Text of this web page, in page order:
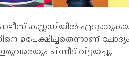
കസ്റ്റഡിയില്‍
ഉപേക്ഷിച്ചതെന്നാണ്
പിന്നീട് വിട്ടയച്ചു.